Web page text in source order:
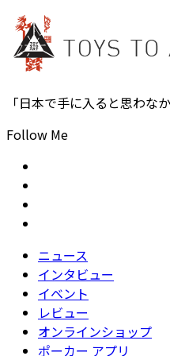
「日本で手に入ると思わな
Follow Me
ニュース
インタビュー
イベント
レビュー
オンラインショップ
ポーカー アプリ